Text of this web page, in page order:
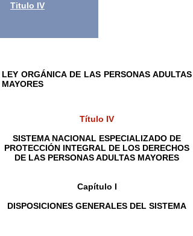
LEY ORGÁNICA DE LAS PERSONAS ADULTAS
MAYORES
Título IV
SISTEMA NACIONAL ESPECIALIZADO DE
PROTECCIÓN INTEGRAL DE LOS DERECHOS
DE LAS PERSONAS ADULTAS MAYORES
Capítulo I
DISPOSICIONES GENERALES DEL SISTEMA
Titulo IV